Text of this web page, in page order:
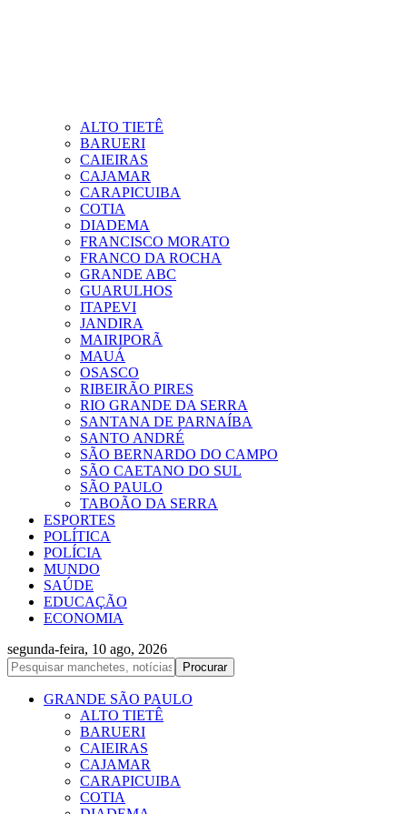
ALTO TIETÊ
BARUERI
CAIEIRAS
CAJAMAR
CARAPICUIBA
COTIA
DIADEMA
FRANCISCO MORATO
FRANCO DA ROCHA
GRANDE ABC
GUARULHOS
ITAPEVI
JANDIRA
MAIRIPORÃ
MAUÁ
OSASCO
RIBEIRÃO PIRES
RIO GRANDE DA SERRA
SANTANA DE PARNAÍBA
SANTO ANDRÉ
SÃO BERNARDO DO CAMPO
SÃO CAETANO DO SUL
SÃO PAULO
TABOÃO DA SERRA
ESPORTES
POLÍTICA
POLÍCIA
MUNDO
SAÚDE
EDUCAÇÃO
ECONOMIA
segunda-feira, 10 ago, 2026
GRANDE SÃO PAULO
ALTO TIETÊ
BARUERI
CAIEIRAS
CAJAMAR
CARAPICUIBA
COTIA